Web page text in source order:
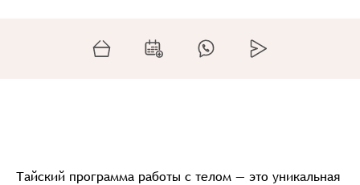
Тайский программа работы с телом — это уникальная